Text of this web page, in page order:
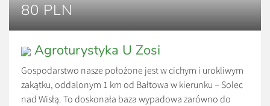
80 PLN
Agroturystyka U Zosi
Gospodarstwo nasze położone jest w cichym i urokliwym
zakątku, oddalonym 1 km od Bałtowa w kierunku – Solec
nad Wisłą. To doskonała baza wypadowa zarówno do